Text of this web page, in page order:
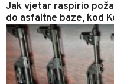
Jak vjetar raspirio
do asfaltne baze, kod